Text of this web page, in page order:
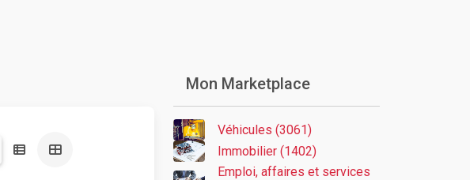
Mon Marketplace
Véhicules (3061)
Immobilier (1402)
Emploi, affaires et services